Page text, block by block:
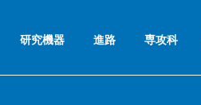
研究機器 進路 専攻科